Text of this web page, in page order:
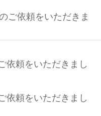
ご依頼をいただきま
依頼をいただきまし
依頼をいただきまし